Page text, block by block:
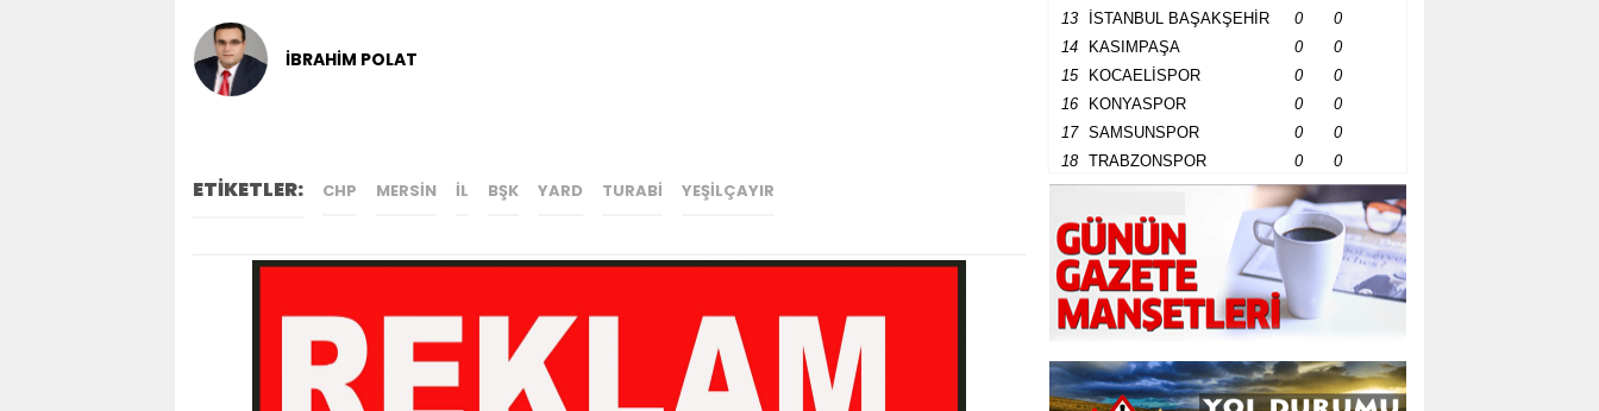
İBRAHİM POLAT
ETİKETLER: CHP MERSIN IL BŞK YARD TURABI YEŞILÇAYIR
13
İSTANBUL BAŞAKŞEHİR 0
0
14
KASIMPAŞA 0
0
15
KOCAELİSPOR 0
0
16
KONYASPOR 0
0
17
SAMSUNSPOR 0
0
18
TRABZONSPOR 0 0